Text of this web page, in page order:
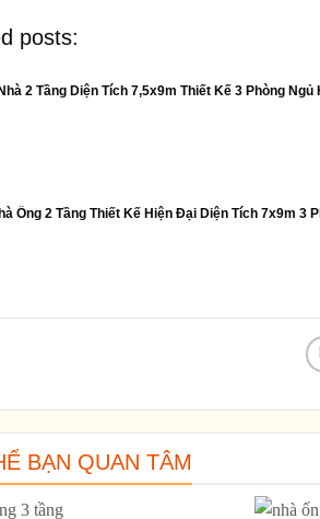
posts:
2 Tầng Diện Tích 7,5x9m Thiết Kế 3 Phòng Ngủ
Ống 2 Tầng Thiết Kế Hiện Đại Diện Tích 7x9m 3
BẠN QUAN TÂM